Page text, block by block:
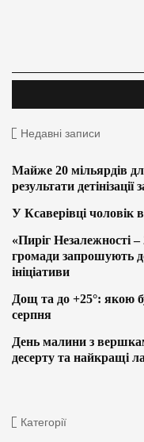
Недавні записи
Майже 20 мільярдів
результати детінізації
У Ксаверівці чоловік
«Пиріг Незалежності –
громади запрошують
ініціативи
Дощ та до +25°: якою
серпня
День малини з
десерту та найкращі
Категорії